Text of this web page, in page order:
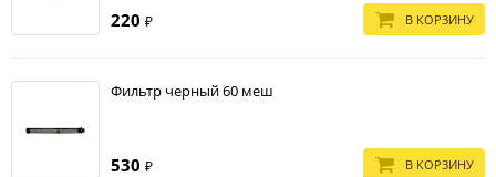
220 ₽ В КОРЗИНУ
Фильтр черный 60 меш
530 ₽ В КОРЗИНУ